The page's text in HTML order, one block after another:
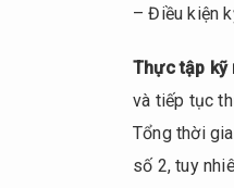
bị
– Điều kiện
Thực tập kỹ
và tiếp tục
Tổng thời
số 2, tuy